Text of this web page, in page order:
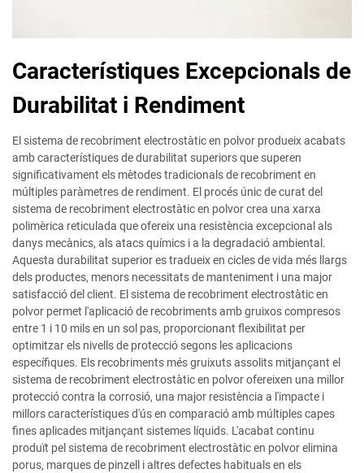
Característiques Excepcionals de
Durabilitat i Rendiment
El sistema de recobriment electrostàtic en polvor produeix acabats
amb característiques de durabilitat superiors que superen
significativament els mètodes tradicionals de recobriment en
múltiples paràmetres de rendiment. El procés únic de curat del
sistema de recobriment electrostàtic en polvor crea una xarxa
polimèrica reticulada que ofereix una resistència excepcional als
danys mecànics, als atacs químics i a la degradació ambiental.
Aquesta durabilitat superior es tradueix en cicles de vida més llargs
dels productes, menors necessitats de manteniment i una major
satisfacció del client. El sistema de recobriment electrostàtic en
polvor permet l'aplicació de recobriments amb gruixos compresos
entre 1 i 10 mils en un sol pas, proporcionant flexibilitat per
optimitzar els nivells de protecció segons les aplicacions
específiques. Els recobriments més gruixuts assolits mitjançant el
sistema de recobriment electrostàtic en polvor ofereixen una millor
protecció contra la corrosió, una major resistència a l'impacte i
millors característiques d'ús en comparació amb múltiples capes
fines aplicades mitjançant sistemes líquids. L'acabat continu
produït pel sistema de recobriment electrostàtic en polvor elimina
porus, marques de pinzell i altres defectes habituals en els